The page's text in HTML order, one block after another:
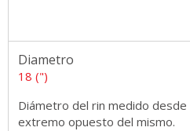
Diametro
18 (")
Diámetro del rin medido
extremo opuesto del mismo.